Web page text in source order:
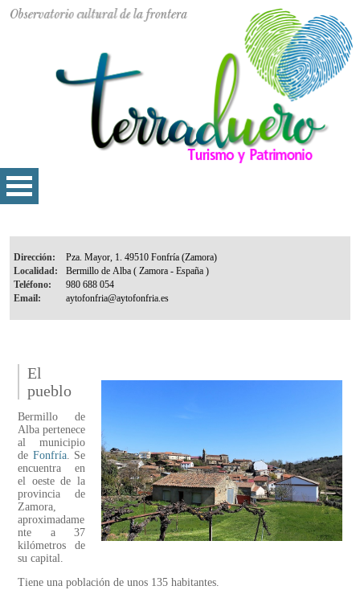
Dirección:
Localidad:
Teléfono:
Email:
El
pueblo
Bermillo de
Alba pertenece
al municipio
de Fonfría. Se
encuentra en
el oeste de la
provincia de
Zamora,
aproximadame
nte a 37
kilómetros de
su capital.
Tiene una población de unos 135 habitantes.